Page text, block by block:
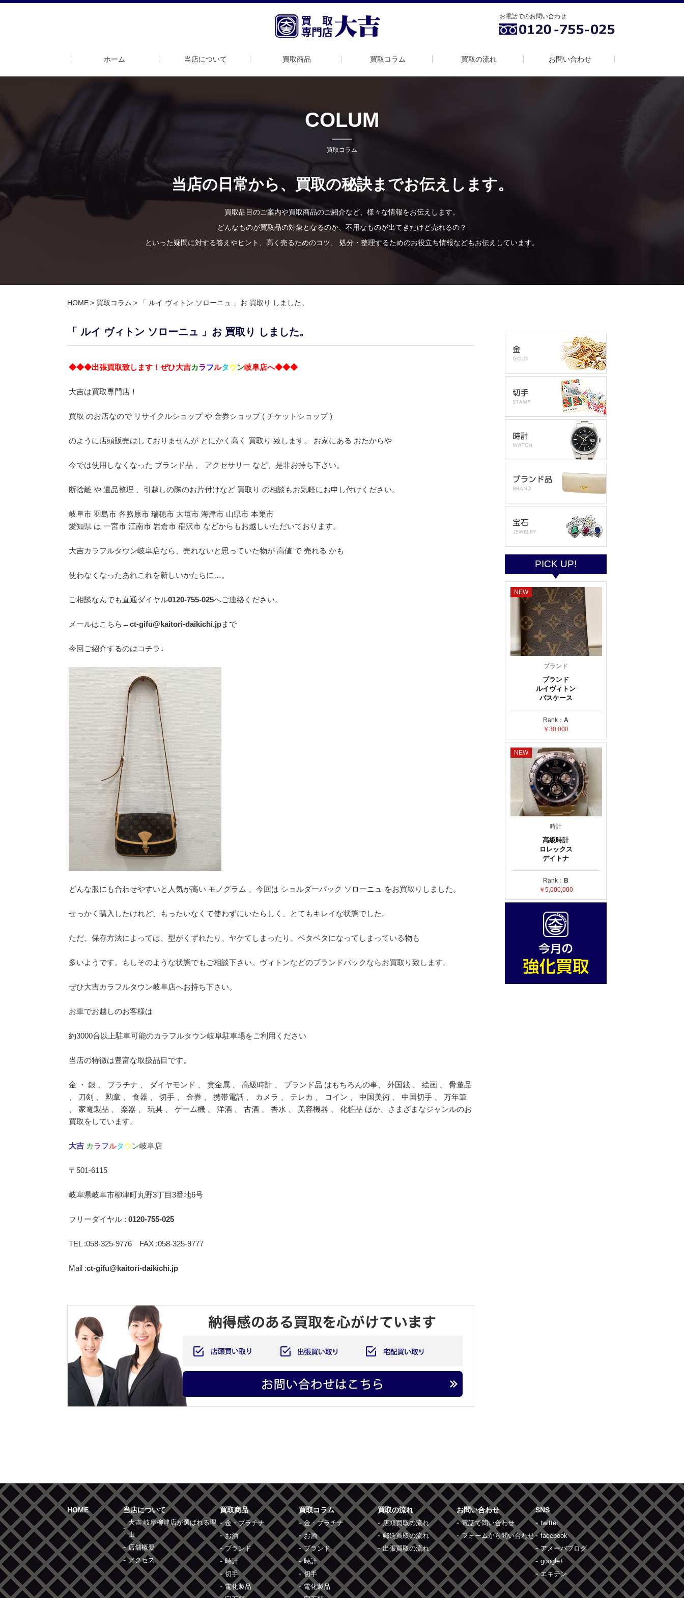
お電話でのお問い合わせ
ホーム 当店について 買取商品 買取コラム 買取の流れ お問い合わせ
COLUM
買取コラム
当店の日常から、買取の秘訣までお伝えします。
買取品目のご案内や買取商品のご紹介など、様々な情報をお伝えします。
どんなものが買取品の対象となるのか、不用なものが出てきたけど売れるの？
といった疑問に対する答えやヒント、高く売るためのコツ、 処分・整理するためのお役立ち情報などもお伝えしています。
HOME> 買取コラム > 「 ルイ ヴィトン ソローニュ 」お 買取り しました。
「 ルイ ヴィトン ソローニュ 」お 買取り しました。
◆◆◆出張買取致します！ぜひ大吉カラフルタウン岐阜店へ◆◆◆
大吉は買取専門店！
買取 のお店なので リサイクルショップ や 金券ショップ ( チケットショップ )
のように店頭販売はしておりませんが とにかく高く 買取り 致します。 お家にある おたからや
今では使用しなくなった ブランド品 、 アクセサリー など、是非お持ち下さい。
断捨離 や 遺品整理 、引越しの際のお片付けなど 買取り の相談もお気軽にお申し付けください。
岐阜市 羽島市 各務原市 瑞穂市 大垣市 海津市 山県市 本巣市
愛知県 は 一宮市 江南市 岩倉市 稲沢市 などからもお越しいただいております。
大吉カラフルタウン岐阜店なら、売れないと思っていた物が 高値 で 売れる かも
使わなくなったあれこれを新しいかたちに…。
ご相談なんでも直通ダイヤル0120-755-025へご連絡ください。
メールはこちら→ct-gifu@kaitori-daikichi.jpまで
今回ご紹介するのはコチラ↓
どんな服にも合わせやすいと人気が高い モノグラム 、今回は ショルダーバック ソローニュ をお買取りしました。
せっかく購入したけれど、もったいなくて使わずにいたらしく、とてもキレイな状態でした。
ただ、保存方法によっては、型がくずれたり、ヤケてしまったり、ベタベタになってしまっている物も
多いようです。もしそのような状態でもご相談下さい。ヴィトンなどのブランドバックならお買取り致します。
ぜひ大吉カラフルタウン岐阜店へお持ち下さい。
お車でお越しのお客様は
約3000台以上駐車可能のカラフルタウン岐阜駐車場をご利用ください
当店の特徴は豊富な取扱品目です。
金 ・ 銀 、 プラチナ 、 ダイヤモンド 、 貴金属 、 高級時計 、 ブランド品 はもちろんの事、 外国銭 、 絵画 、 骨董品
、 刀剣 、 勲章 、 食器 、 切手 、 金券 、 携帯電話 、 カメラ 、 テレカ 、 コイン 、 中国美術 、 中国切手 、 万年筆
、 家電製品 、 楽器 、 玩具 、 ゲーム機 、 洋酒 、 古酒 、 香水 、 美容機器 、 化粧品 ほか、さまざまなジャンルのお
買取をしています。
大吉 カラフ ルタウ ン岐阜店
〒501-6115
岐阜県岐阜市柳津町丸野3丁目3番地6号
フリーダイヤル : 0120-755-025
TEL :058-325-9776 FAX :058-325-9777
Mail :ct-gifu@kaitori-daikichi.jp
PICK UP!
NEW
ブランド
ブランド
ルイヴィトン
パスケース
Rank： A
￥30,000
NEW
時計
高級時計
ロレックス
デイトナ
Rank： B
￥5,000,000
HOME 当店について
大吉 岐阜柳津店が選ばれる理
由
店舗概要
アクセス
買取商品
金・プラチナ
お酒
ブランド
時計
切手
電化製品
買取コラム
金・プラチナ
お酒
ブランド
時計
切手
電化製品
買取の流れ
店頭買取の流れ
郵送買取の流れ
出張買取の流れ
お問い合わせ
電話で問い合わせ
フォームから問い合わせ
SNS
twitter
facebook
アメーバブログ
google+
エキテン